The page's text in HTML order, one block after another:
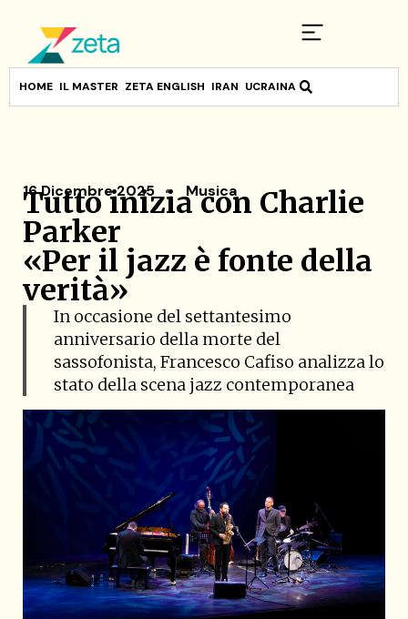
HOME IL MASTER ZETA ENGLISH IRAN UCRAINA
16 Dicembre 2025 Musica
Tutto inizia con Charlie
Parker
«Per il jazz è fonte della
verità»
In occasione del settantesimo
anniversario della morte del
sassofonista, Francesco Cafiso analizza lo
stato della scena jazz contemporanea